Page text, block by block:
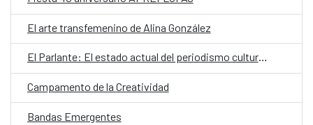
El arte transfemenino de Alina González
El Parlante: El estado actual del periodismo cultural en Costa Rica
Campamento de la Creatividad
Bandas Emergentes